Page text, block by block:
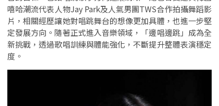
嘻哈潮流代表人物Jay Park及人氣男團TWS合作拍攝舞蹈影
片，相關經歷讓她對唱跳舞台的想像更加具體，也進一步堅
定發展方向。隨著正式進入音樂領域，「邊唱邊跳」成為全
新挑戰，透過歌唱訓練與體能強化，不斷提升整體表演穩定
度。